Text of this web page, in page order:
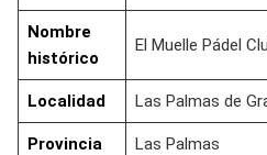
Nombre
histórico
El Muelle Pádel
Localidad Las Palmas de
Provincia Las Palmas